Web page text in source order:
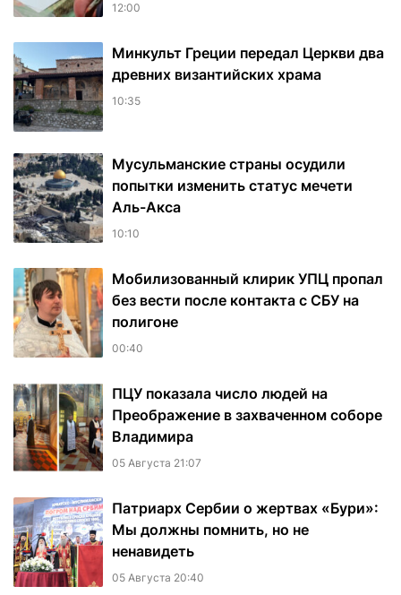
12:00
Минкульт Греции передал Церкви два
древних византийских храма
10:35
Мусульманские страны осудили
попытки изменить статус мечети
Аль-Акса
10:10
Мобилизованный клирик УПЦ пропал
без вести после контакта с СБУ на
полигоне
00:40
ПЦУ показала число людей на
Преображение в захваченном соборе
Владимира
05 Августа 21:07
Патриарх Сербии о жертвах «Бури»:
Мы должны помнить, но не
ненавидеть
05 Августа 20:40